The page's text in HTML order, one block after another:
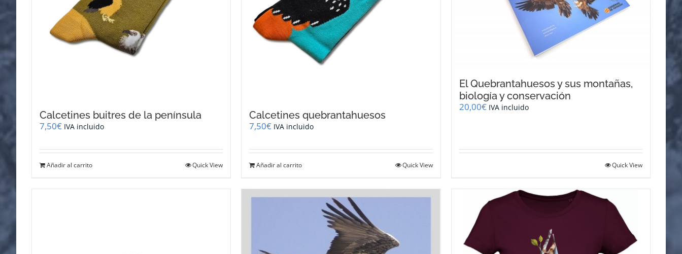
Calcetines buitres de la península
7,50€ IVA incluido
Añadir al carrito Quick View
Calcetines quebrantahuesos
7,50€ IVA incluido
Añadir al carrito Quick View
El Quebrantahuesos y sus montañas,
biología y conservación
20,00€ IVA incluido
Quick View